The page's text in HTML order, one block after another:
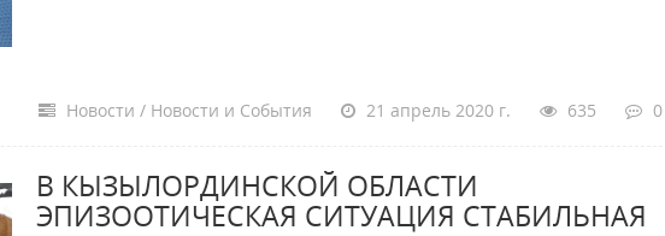
Новости / Новости и События 21 апрель 2020 г. 635 0
В КЫЗЫЛОРДИНСКОЙ ОБЛАСТИ
ЭПИЗООТИЧЕСКАЯ СИТУАЦИЯ СТАБИЛЬНАЯ